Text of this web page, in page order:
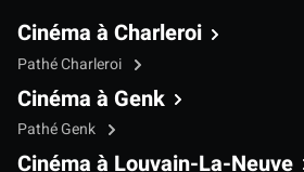
Cinéma à Charleroi
Pathé Charleroi
Cinéma à Genk
Pathé Genk
Cinéma à Louvain-La-Neuve